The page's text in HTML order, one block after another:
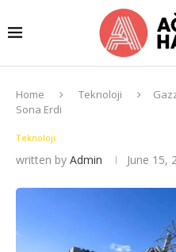
Home Teknoloji
Sona Erdi
Teknoloji
written by Admin June 15,